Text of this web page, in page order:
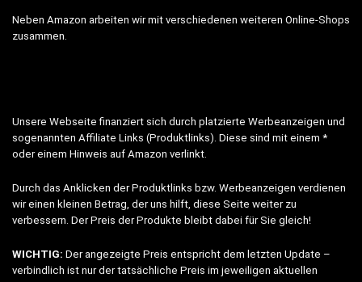
Neben Amazon arbeiten wir mit verschiedenen weiteren Online-Shops
zusammen.
Unsere Webseite finanziert sich durch platzierte Werbeanzeigen und
sogenannten Affiliate Links (Produktlinks). Diese sind mit einem *
oder einem Hinweis auf Amazon verlinkt.
Durch das Anklicken der Produktlinks bzw. Werbeanzeigen verdienen
wir einen kleinen Betrag, der uns hilft, diese Seite weiter zu
verbessern. Der Preis der Produkte bleibt dabei für Sie gleich!
WICHTIG: Der angezeigte Preis entspricht dem letzten Update –
verbindlich ist nur der tatsächliche Preis im jeweiligen aktuellen